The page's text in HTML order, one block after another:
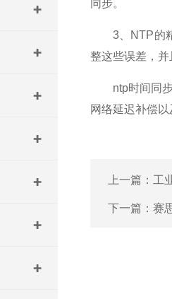
同步。
3、NTP的精
整这些误差，
ntp时间同步
网络延迟补偿
上一篇： 工
下一篇： 赛